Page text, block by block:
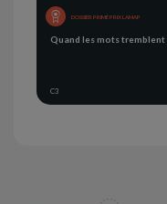
DOSSIER PRIMÉ PRIX LAMAP
Quand les mots tremblent
C3